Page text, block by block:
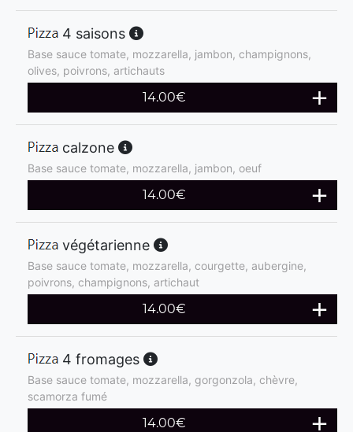
4 saisons
Base sauce tomate, mozzarella, jambon, champignons,
olives, poivrons, artichauts
14.00€
calzone
Base sauce tomate, mozzarella, jambon, oeuf
14.00€
végétarienne
Base sauce tomate, mozzarella, courgette, aubergine,
poivrons, champignons, artichaut
14.00€
4 fromages
Base sauce tomate, mozzarella, gorgonzola, chèvre,
scamorza fumé
14.00€